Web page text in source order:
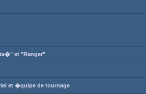
et "Ranger"
et �quipe de tournage